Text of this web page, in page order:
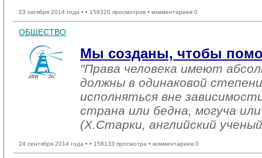
23 октября 2014 года • • 159320 просмотров • комментариев 0
ОБЩЕСТВО
Мы созданы, чтобы
"Права человека имеют
должны в одинаковой
исполняться вне
страна или бедна, могуча
(Х.Старки, английский
24 сентября 2014 года • • 158133 просмотра • комментариев 0